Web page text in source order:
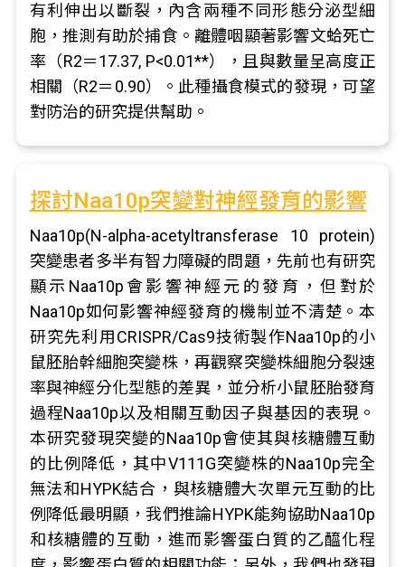
有利伸出以斷裂，內含兩種不同形態分泌型細
胞，推測有助於捕食。離體咽顯著影響文蛤死亡
率（R2＝17.37, P<0.01**），且與數量呈高度正
相關（R2＝0.90）。此種攝食模式的發現，可望
對防治的研究提供幫助。
探討Naa10p突變對神經發育的影響
Naa10p(N-alpha-acetyltransferase 10 protein)
突變患者多半有智力障礙的問題，先前也有研究
顯示Naa10p會影響神經元的發育，但對於
Naa10p如何影響神經發育的機制並不清楚。本
研究先利用CRISPR/Cas9技術製作Naa10p的小
鼠胚胎幹細胞突變株，再觀察突變株細胞分裂速
率與神經分化型態的差異，並分析小鼠胚胎發育
過程Naa10p以及相關互動因子與基因的表現。
本研究發現突變的Naa10p會使其與核糖體互動
的比例降低，其中V111G突變株的Naa10p完全
無法和HYPK結合，與核糖體大次單元互動的比
例降低最明顯，我們推論HYPK能夠協助Naa10p
和核糖體的互動，進而影響蛋白質的乙醯化程